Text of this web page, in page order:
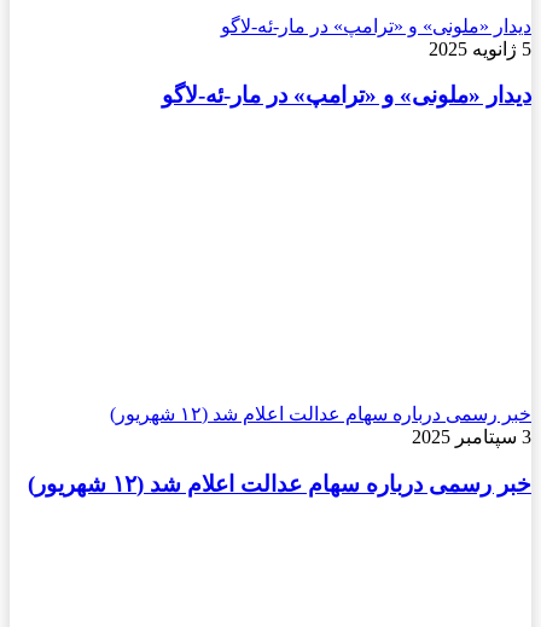
دیدار «ملونی» و «ترامپ» در مار-ئه-لاگو
5 ژانویه 2025
دیدار «ملونی» و «ترامپ» در مار-ئه-لاگو
خبر رسمی درباره سهام عدالت اعلام شد (۱۲ شهریور)
3 سپتامبر 2025
خبر رسمی درباره سهام عدالت اعلام شد (۱۲ شهریور)